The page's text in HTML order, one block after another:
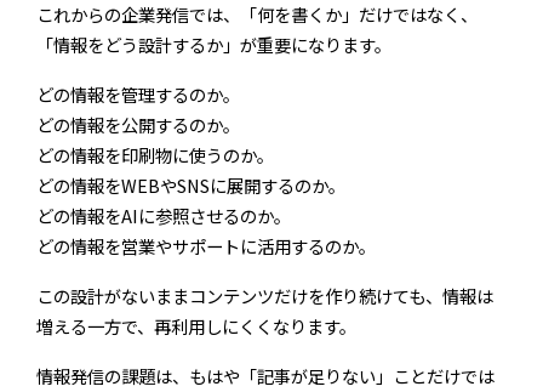
これからの企業発信では、「何を書くか」だけではなく、
「情報をどう設計するか」が重要になります。
どの情報を管理するのか。
どの情報を公開するのか。
どの情報を印刷物に使うのか。
どの情報をWEBやSNSに展開するのか。
どの情報をAIに参照させるのか。
どの情報を営業やサポートに活用するのか。
この設計がないままコンテンツだけを作り続けても、情報は
増える一方で、再利用しにくくなります。
情報発信の課題は、もはや「記事が足りない」ことだけでは